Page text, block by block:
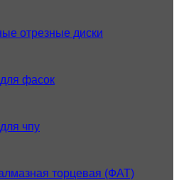
отрезные диски
фасок
чпу
торцевая (ФАТ)